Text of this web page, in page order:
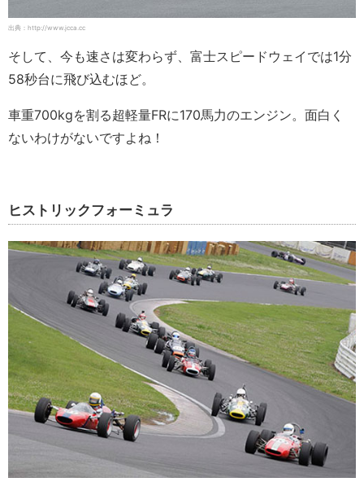
出典：http://www.jcca.cc
そして、今も速さは変わらず、富士スピードウェイでは1分
58秒台に飛び込むほど。
車重700kgを割る超軽量FRに170馬力のエンジン。面白く
ないわけがないですよね！
ヒストリックフォーミュラ